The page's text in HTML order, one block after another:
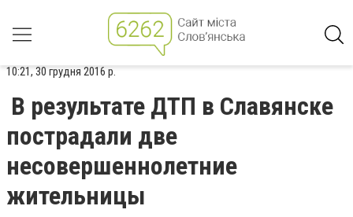
10:21, 30 грудня 2016 р.
В результате ДТП в Славянске
пострадали две
несовершеннолетние
жительницы